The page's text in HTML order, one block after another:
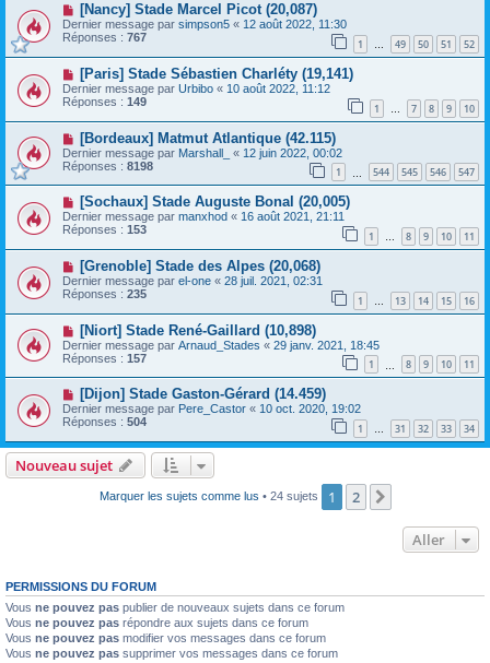
[Nancy] Stade Marcel Picot (20,087)
Dernier message par simpson5 « 12 août 2022, 11:30
Réponses : 767 1 … 49 50 51 52
[Paris] Stade Sébastien Charléty (19,141)
Dernier message par Urbibo « 10 août 2022, 11:12
Réponses : 149 1 … 7 8 9 10
[Bordeaux] Matmut Atlantique (42.115)
Dernier message par Marshall_ « 12 juin 2022, 00:02
Réponses : 8198 1 544 545 546 547
[Sochaux] Stade Auguste Bonal (20,005)
Dernier message par manxhod « 16 août 2021, 21:11
Réponses : 153 1 … 8 9 10 11
[Grenoble] Stade des Alpes (20,068)
Dernier message par el-one « 28 juil. 2021, 02:31
Réponses : 235 1 13 14 15 16
[Niort] Stade René-Gaillard (10,898)
Dernier message par Arnaud_Stades « 29 janv. 2021, 18:45
Réponses : 157 1 8 9 10 11
[Dijon] Stade Gaston-Gérard (14.459)
Dernier message par Pere_Castor « 10 oct. 2020, 19:02
Réponses : 504 1 … 31 32 33 34
Nouveau sujet
Marquer les sujets comme lus • 24 sujets 1 2
Aller
PERMISSIONS DU FORUM
Vous ne pouvez pas publier de nouveaux sujets dans ce forum
Vous ne pouvez pas répondre aux sujets dans ce forum
Vous ne pouvez pas modifier vos messages dans ce forum
Vous ne pouvez pas supprimer vos messages dans ce forum